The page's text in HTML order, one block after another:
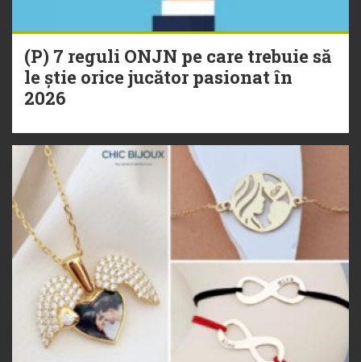
(P) 7 reguli ONJN pe care trebuie să
le știe orice jucător pasionat în
2026